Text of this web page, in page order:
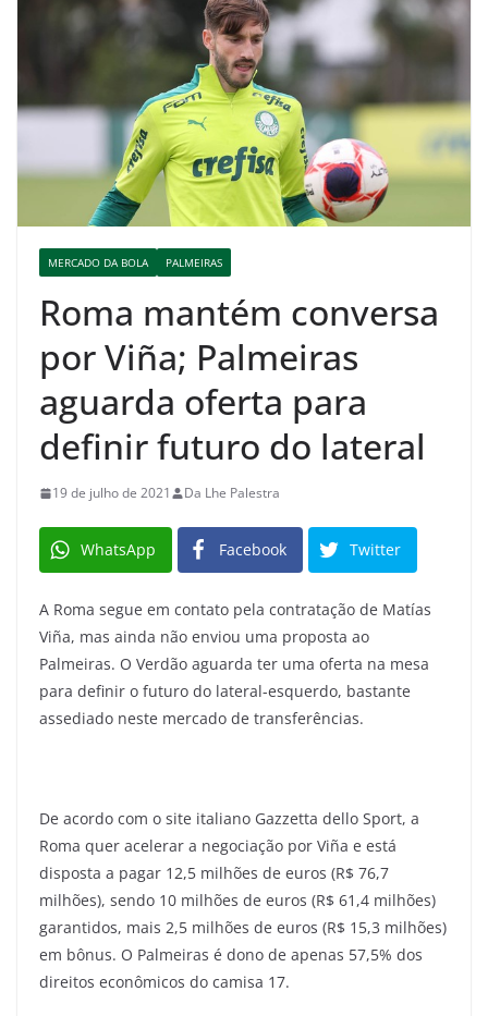
MERCADO DA BOLA PALMEIRAS
Roma mantém conversa
por Viña; Palmeiras
aguarda oferta para
definir futuro do lateral
19 de julho de 2021 Da Lhe Palestra
WhatsApp Facebook Twitter
A Roma segue em contato pela contratação de Matías
Viña, mas ainda não enviou uma proposta ao
Palmeiras. O Verdão aguarda ter uma oferta na mesa
para definir o futuro do lateral-esquerdo, bastante
assediado neste mercado de transferências.
De acordo com o site italiano Gazzetta dello Sport, a
Roma quer acelerar a negociação por Viña e está
disposta a pagar 12,5 milhões de euros (R$ 76,7
milhões), sendo 10 milhões de euros (R$ 61,4 milhões)
garantidos, mais 2,5 milhões de euros (R$ 15,3 milhões)
em bônus. O Palmeiras é dono de apenas 57,5% dos
direitos econômicos do camisa 17.